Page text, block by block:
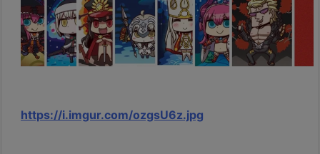
https://i.imgur.com/ozgsU6z.jpg